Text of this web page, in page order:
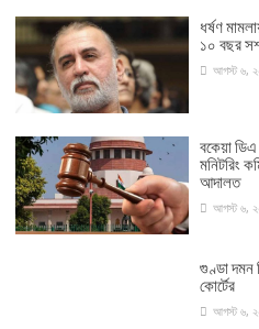
ধর্ষণ
১০ বছর
আগস্ট ৬,
বকেয়া
মনিটরিং
আদালত
আগস্ট ৬,
গুণ্ডা দমন
কোর্টের
আগস্ট ৬,